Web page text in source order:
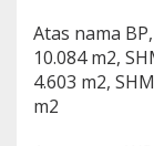
Atas nama
10.084 m2,
4.603 m2,
m2